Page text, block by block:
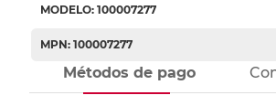
MODELO: 100007277
MPN: 100007277
Métodos de pago